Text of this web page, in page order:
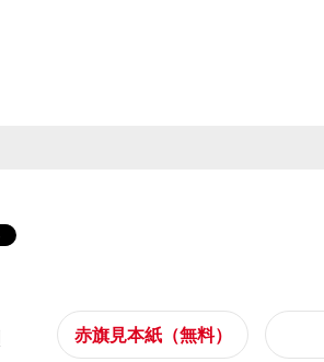
赤旗見本紙（無料）